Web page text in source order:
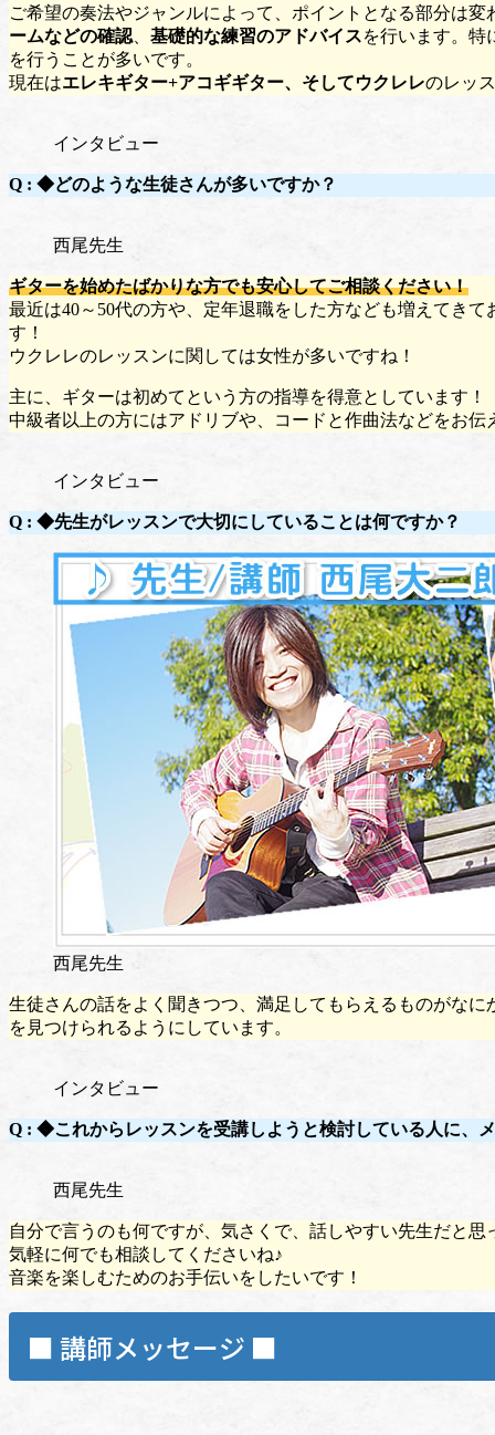
ご希望の奏法やジャンルによって、ポイントとなる部分は変
ームなどの確認
基礎的な練習のアドバイスを行います。特
を行うことが多いです。
現在はエレキギター+アコギギター、そしてウクレレのレッ
インタビュー
Q : ◆どのような生徒さんが多いですか？
西尾先生
ギターを始めたばかりな方でも安心してご相談ください！
最近は40～50代の方や、定年退職をした方なども増えてき
す！
ウクレレのレッスンに関しては女性が多いですね！
主に、ギターは初めてという方の指導を得意としています！
中級者以上の方にはアドリブや、コードと作曲法などをお伝
インタビュー
Q : ◆先生がレッスンで大切にしていることは何ですか？
西尾先生
生徒さんの話をよく聞きつつ、満足してもらえるものがなに
を見つけられるようにしています。
インタビュー
Q : ◆これからレッスンを受講しようと検討している人に、
西尾先生
自分で言うのも何ですが、気さくで、話しやすい先生だと思
気軽に何でも相談してくださいね♪
音楽を楽しむためのお手伝いをしたいです！
■ 講師メッセージ ■